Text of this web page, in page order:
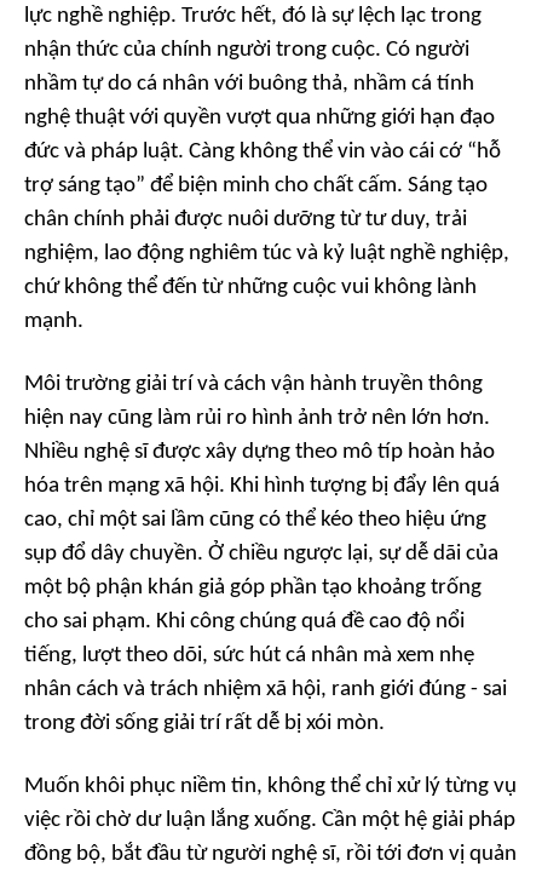
lực nghề nghiệp. Trước hết, đó là sự lệch lạc trong
nhận thức của chính người trong cuộc. Có người
nhầm tự do cá nhân với buông thả, nhầm cá tính
nghệ thuật với quyền vượt qua những giới hạn đạo
đức và pháp luật. Càng không thể vin vào cái cớ “hỗ
trợ sáng tạo” để biện minh cho chất cấm. Sáng tạo
chân chính phải được nuôi dưỡng từ tư duy, trải
nghiệm, lao động nghiêm túc và kỷ luật nghề nghiệp,
chứ không thể đến từ những cuộc vui không lành
mạnh.
Môi trường giải trí và cách vận hành truyền thông
hiện nay cũng làm rủi ro hình ảnh trở nên lớn hơn.
Nhiều nghệ sĩ được xây dựng theo mô típ hoàn hảo
hóa trên mạng xã hội. Khi hình tượng bị đẩy lên quá
cao, chỉ một sai lầm cũng có thể kéo theo hiệu ứng
sụp đổ dây chuyền. Ở chiều ngược lại, sự dễ dãi của
một bộ phận khán giả góp phần tạo khoảng trống
cho sai phạm. Khi công chúng quá đề cao độ nổi
tiếng, lượt theo dõi, sức hút cá nhân mà xem nhẹ
nhân cách và trách nhiệm xã hội, ranh giới đúng - sai
trong đời sống giải trí rất dễ bị xói mòn.
Muốn khôi phục niềm tin, không thể chỉ xử lý từng vụ
việc rồi chờ dư luận lắng xuống. Cần một hệ giải pháp
đồng bộ, bắt đầu từ người nghệ sĩ, rồi tới đơn vị quản